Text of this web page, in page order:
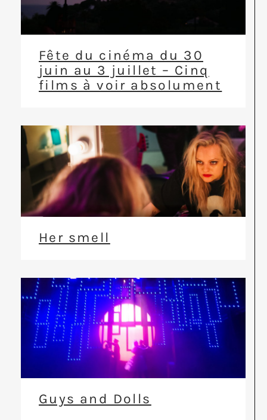
Fête du cinéma du 30
juin au 3 juillet – Cinq
films à voir absolument
Her smell
Guys and Dolls